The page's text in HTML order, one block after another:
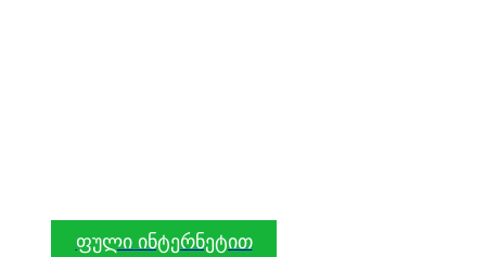
ფული ინტერნეტით